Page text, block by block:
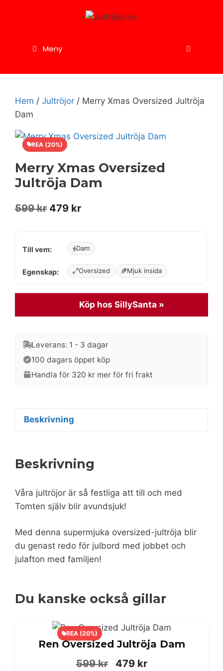
Meny
Hem / Jultröjor / Merry Xmas Oversized Jultröja
Dam
REA (20%)
Merry Xmas Oversized
Jultröja Dam
599kr Det
priset
var:
599 kr.
479 krDet
priset
är:
479 kr.
Till vem: Dam
Egenskap: Oversized Mjuk insida
Köp hos SillySanta »
Leverans: 1 - 3 dagar
100 dagars öppet köp
Handla för 320 kr mer för fri frakt
Beskrivning
Beskrivning
Våra jultröjor är så festliga att till och med
Tomten själv blir avundsjuk!
Med denna supermjuka oversized-jultröja blir
du genast redo för julbord med jobbet och
julafton med familjen!
Du kanske också gillar
REA (20%)
Ren Oversized Jultröja Dam
599kr
Det
479 krDet